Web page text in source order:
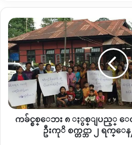
က
ခ်
င္
စ
စ္ေ
ဘး
၈
စ္ျ
ကခ်င္စစ္ေဘး ၈ ႏွစ္ျပည့္ ေ
ဦးကုိ စက္တင္ဘာ ၂ ရက္ေ